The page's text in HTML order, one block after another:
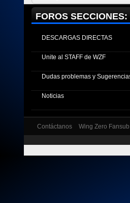
FOROS SECCIONES:
DESCARGAS DIRECTAS
Unite al STAFF de WZF
Dudas problemas y
Noticias
Contáctanos Wing Zero Fansub